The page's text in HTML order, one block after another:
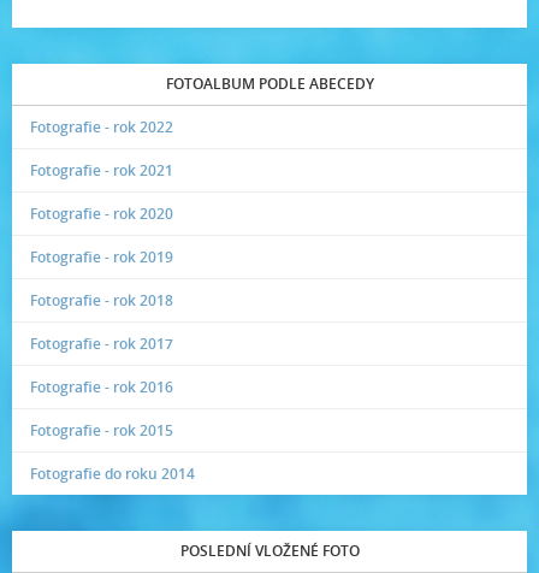
FOTOALBUM PODLE ABECEDY
Fotografie - rok 2022
Fotografie - rok 2021
Fotografie - rok 2020
Fotografie - rok 2019
Fotografie - rok 2018
Fotografie - rok 2017
Fotografie - rok 2016
Fotografie - rok 2015
Fotografie do roku 2014
POSLEDNÍ VLOŽENÉ FOTO